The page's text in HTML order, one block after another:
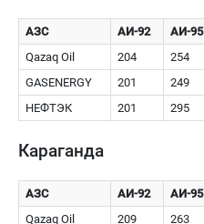
АЗС АИ-92 АИ-95
Qazaq Oil
204 254
GASENERGY
201 249
НЕФТЭК
201 295
Караганда
АЗС АИ-92 АИ-95
Qazaq Oil
209 263